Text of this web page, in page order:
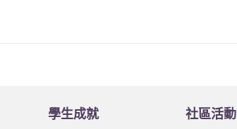
學生成就 社區活動